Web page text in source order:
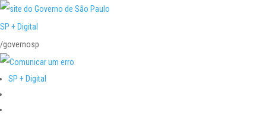
SP + Digital
/governosp
SP + Digital